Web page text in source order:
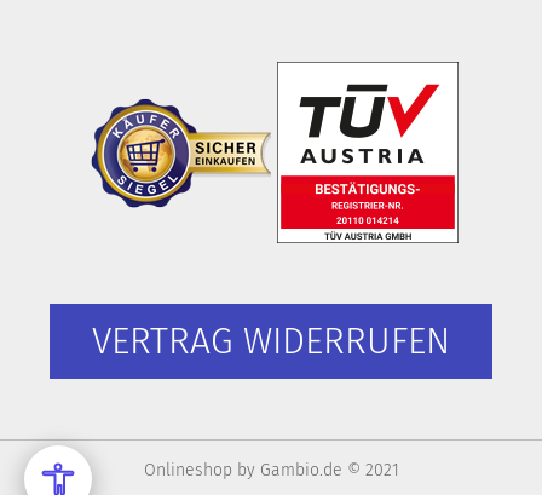
VERTRAG WIDERRUFEN
Onlineshop by Gambio.de © 2021